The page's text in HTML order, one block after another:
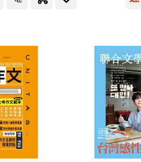
London(5894)
文藝出版社(4863)
Square(4600)
大學出版社(4526)